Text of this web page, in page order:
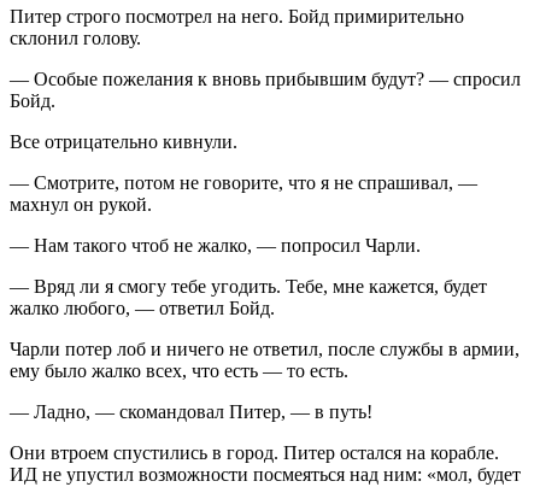
Питер строго посмотрел на него. Бойд примирительно
склонил голову.
— Особые пожелания к вновь прибывшим будут? — спросил
Бойд.
Все отрицательно кивнули.
— Смотрите, потом не говорите, что я не спрашивал, —
махнул он рукой.
— Нам такого чтоб не жалко, — попросил Чарли.
— Вряд ли я смогу тебе угодить. Тебе, мне кажется, будет
жалко любого, — ответил Бойд.
Чарли потер лоб и ничего не ответил, после службы в армии,
ему было жалко всех, что есть — то есть.
— Ладно, — скомандовал Питер, — в путь!
Они втроем спустились в город. Питер остался на корабле.
ИД не упустил возможности посмеяться над ним: «мол, будет